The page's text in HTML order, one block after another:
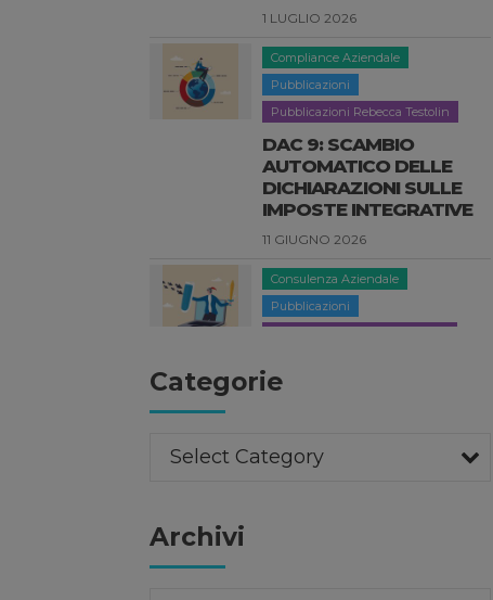
1 LUGLIO 2026
Compliance Aziendale
Pubblicazioni
Pubblicazioni Rebecca Testolin
DAC 9: SCAMBIO
AUTOMATICO DELLE
DICHIARAZIONI SULLE
IMPOSTE INTEGRATIVE
11 GIUGNO 2026
Consulenza Aziendale
Pubblicazioni
DORA: LA NUOVA
NORMATIVA EUROPEA
3 GIUGNO 2026
Categorie
Select Category
Archivi